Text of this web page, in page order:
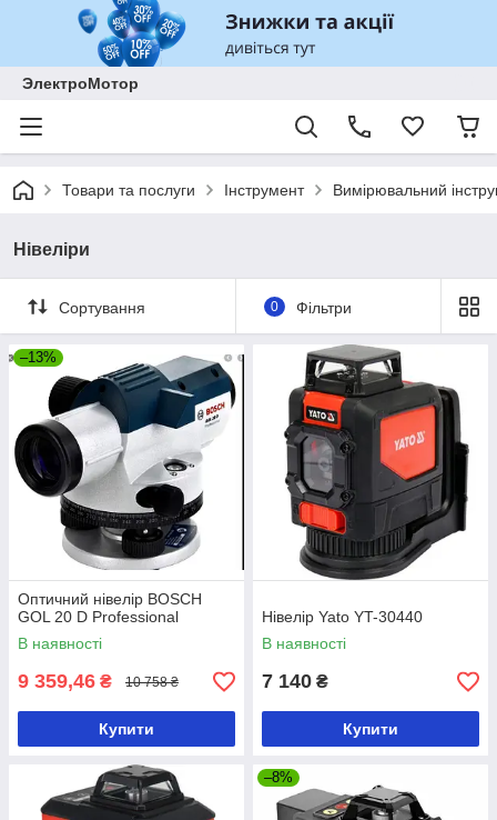
ЭлектроМотор
Товари та послуги Інструмент Вимірювальний
Нівеліри
Сортування 0 Фільтри
–13%
Оптичний нівелір BOSCH
GOL 20 D Professional
В наявності
9 359,46 ₴ 10 758 ₴
Купити
Нівелір Yato YT-30440
В наявності
7 140 ₴
Купити
–8%